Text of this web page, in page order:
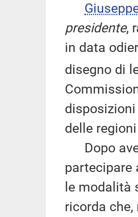
presidente,
in data
disegno di
delle
Dopo
partecipare
le modalità
ricorda